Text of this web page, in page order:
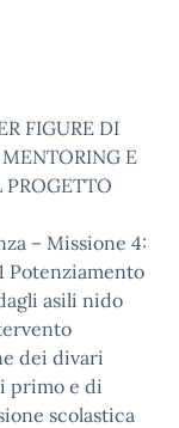
FIGURE DI
MENTORING E
PROGETTO
– Missione 4:
Potenziamento
asili nido
dei divari
primo e di
scolastica